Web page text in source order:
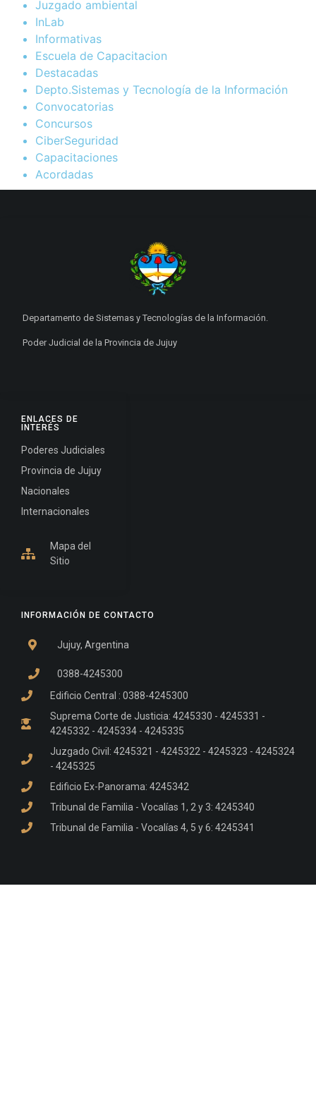
Juzgado ambiental
InLab
Informativas
Escuela de Capacitacion
Destacadas
Depto.Sistemas y Tecnología de la Información
Convocatorias
Concursos
CiberSeguridad
Capacitaciones
Acordadas
INFORMACIÓN DE CONTACTO
Jujuy, Argentina
0388-4245300
Edificio Central : 0388-4245300
Suprema Corte de Justicia: 4245330 - 4245331 -
4245332 - 4245334 - 4245335
Juzgado Civil: 4245321 - 4245322 - 4245323 - 4245324
- 4245325
Edificio Ex-Panorama: 4245342
Tribunal de Familia - Vocalías 1, 2 y 3: 4245340
Tribunal de Familia - Vocalías 4, 5 y 6: 4245341
ENLACES DE
INTERÉS
Poderes Judiciales
Provincia de Jujuy
Nacionales
Internacionales
Mapa del
Sitio
Departamento de Sistemas y Tecnologías de la Información.
Poder Judicial de la Provincia de Jujuy